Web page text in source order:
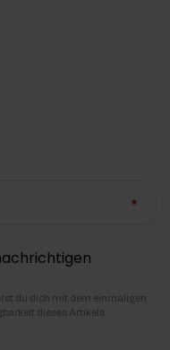
du dich mit dem einmaligen
dieses Artikels